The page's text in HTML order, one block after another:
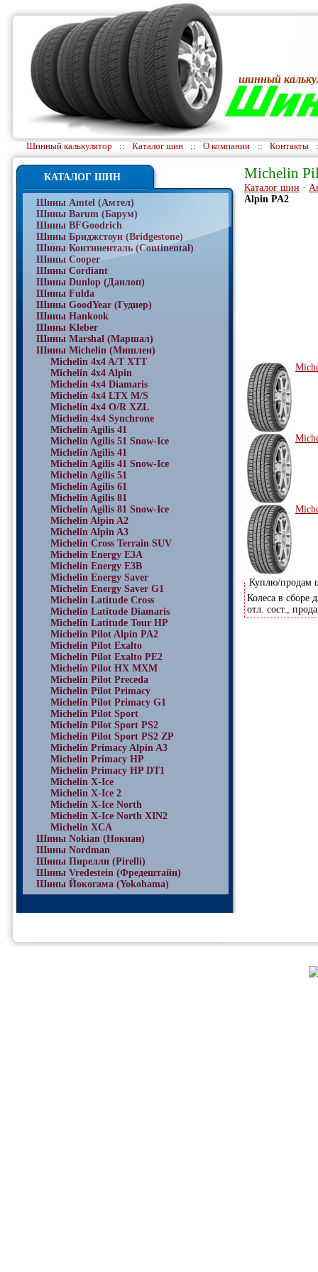
шинный
Шинный калькулятор :: Каталог шин :: О компании :: Контакты
КАТАЛОГ ШИН
Шины Amtel (Амтел)
Шины Barum (Барум)
Шины BFGoodrich
Шины Бриджстоун (Bridgestone)
Шины Континенталь (Continental)
Шины Cooper
Шины Cordiant
Шины Dunlop (Данлоп)
Шины Fulda
Шины GoodYear (Гудиер)
Шины Hankook
Шины Kleber
Шины Marshal (Маршал)
Шины Michelin (Мишлен)
Michelin 4x4 A/T XTT
Michelin 4x4 Alpin
Michelin 4x4 Diamaris
Michelin 4x4 LTX M/S
Michelin 4x4 O/R XZL
Michelin 4x4 Synchrone
Michelin Agilis 41
Michelin Agilis 51 Snow-Ice
Michelin Agilis 41
Michelin Agilis 41 Snow-Ice
Michelin Agilis 51
Michelin Agilis 61
Michelin Agilis 81
Michelin Agilis 81 Snow-Ice
Michelin Alpin A2
Michelin Alpin A3
Michelin Cross Terrain SUV
Michelin Energy E3A
Michelin Energy E3B
Michelin Energy Saver
Michelin Energy Saver G1
Michelin Latitude Cross
Michelin Latitude Diamaris
Michelin Latitude Tour HP
Michelin Pilot Alpin PA2
Michelin Pilot Exalto
Michelin Pilot Exalto PE2
Michelin Pilot HX MXM
Michelin Pilot Preceda
Michelin Pilot Primacy
Michelin Pilot Primacy G1
Michelin Pilot Sport
Michelin Pilot Sport PS2
Michelin Pilot Sport PS2 ZP
Michelin Primacy Alpin A3
Michelin Primacy HP
Michelin Primacy HP DT1
Michelin X-Ice
Michelin X-Ice 2
Michelin X-Ice North
Michelin X-Ice North XIN2
Michelin XCA
Шины Nokian (Нокиан)
Шины Nordman
Шины Пирелли (Pirelli)
Шины Vredestein (Фредештайн)
Шины Йокогама (Yokohama)
Michelin
Каталог шин ·
Alpin PA2
Куплю/продам
Колеса в
отл. сост.,